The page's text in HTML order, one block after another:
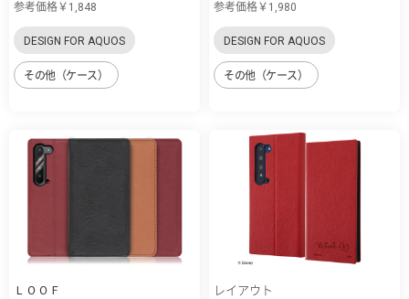
参考価格￥1,848
DESIGN FOR AQUOS
その他（ケース）
参考価格￥1,980
DESIGN FOR AQUOS
その他（ケース）
ＬＯＯＦ
レイアウト